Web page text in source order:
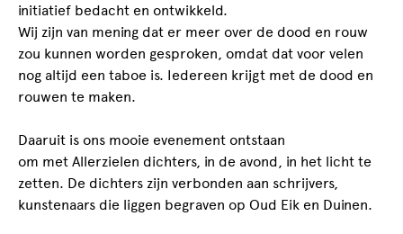
initiatief bedacht en ontwikkeld.
Wij zijn van mening dat er meer over de dood en rouw
zou kunnen worden gesproken, omdat dat voor velen
nog altijd een taboe is. Iedereen krijgt met de dood en
rouwen te maken.
Daaruit is ons mooie evenement ontstaan
om met Allerzielen dichters, in de avond, in het licht te
zetten. De dichters zijn verbonden aan schrijvers,
kunstenaars die liggen begraven op Oud Eik en Duinen.